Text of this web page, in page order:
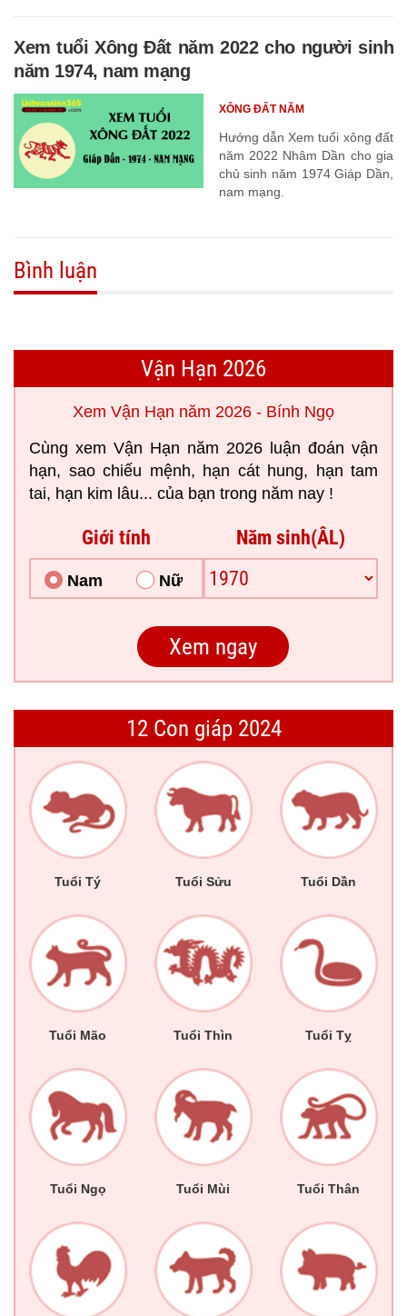
Xem tuổi Xông Đất năm 2022 cho người sinh
năm 1974, nam mạng
Hướng dẫn Xem tuổi xông đất
năm 2022 Nhâm Dần cho gia
chủ sinh năm 1974 Giáp Dần,
nam mạng.
XÔNG ĐẤT NĂM
Bình luận
Vận Hạn 2026
Xem Vận Hạn năm 2026 - Bính Ngọ
Cùng xem Vận Hạn năm 2026 luận đoán vận
hạn, sao chiếu mệnh, hạn cát hung, hạn tam
tai, hạn kim lâu... của bạn trong năm nay !
Giới tính
Nam Nữ
Năm sinh(ÂL)
12 Con giáp 2024
Tuổi Tý Tuổi Sửu Tuổi Dần
Tuổi Mão Tuổi Thìn Tuổi Tỵ
Tuổi Ngọ Tuổi Mùi Tuổi Thân